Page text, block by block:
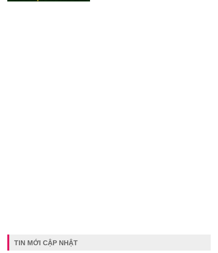
TIN MỚI CẬP NHẬT